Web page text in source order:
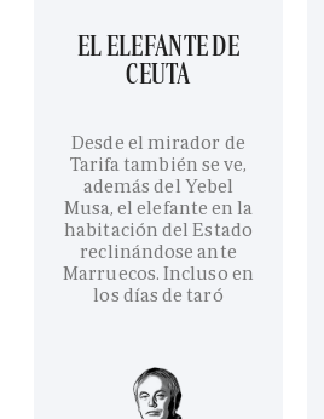
EL ELEFANTE DE
CEUTA
Desde el mirador de
Tarifa también se ve,
además del Yebel
Musa, el elefante en la
habitación del Estado
reclinándose ante
Marruecos. Incluso en
los días de taró